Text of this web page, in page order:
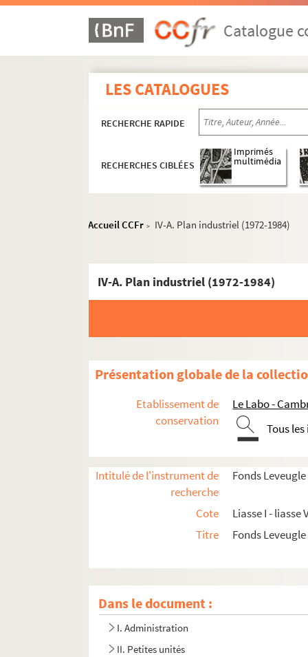
Catalogue
LES CATALOGUES
RECHERCHE RAPIDE
RECHERCHES CIBLÉES
Imprimés
multimédia
Accueil CCFr > IV-A. Plan industriel (1972-1984)
IV-A. Plan industriel (1972-1984)
Présentation globale de la
Etablissement de
conservation
Le Labo -
Tous
Intitulé de l'instrument de
recherche
Fonds Leveugle
Cote
Liasse I - liasse
Titre
Fonds Leveugle
Dans le document :
I. Administration
II. Petites unités